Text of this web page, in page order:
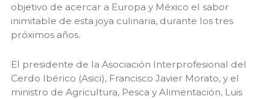
objetivo de acercar a Europa y México el sabor
inimitable de esta joya culinaria, durante los tres
próximos años.
El presidente de la Asociación Interprofesional del
Cerdo Ibérico (Asici), Francisco Javier Morato, y el
ministro de Agricultura, Pesca y Alimentación, Luis